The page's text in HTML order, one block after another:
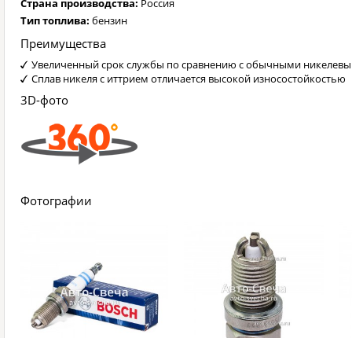
Страна производства: Россия
Тип топлива: бензин
Преимущества
Увеличенный срок службы по сравнению с обычными
Сплав никеля с иттрием отличается высокой износостойкостью
3D-фото
Фотографии